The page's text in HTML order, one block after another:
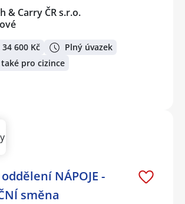
& Carry ČR s.r.o.
600 Kč
Plný úvazek
pro cizince
NÁPOJE -
směna